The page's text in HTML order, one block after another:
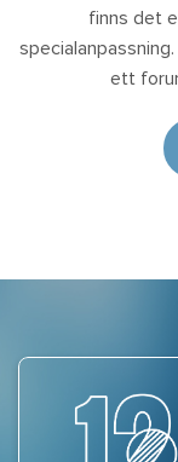
finns det
ett